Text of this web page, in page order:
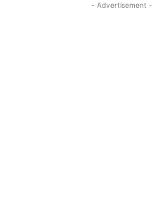
- Advertisement -